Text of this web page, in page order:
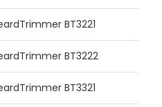
BT3221
BT3222
BT3321